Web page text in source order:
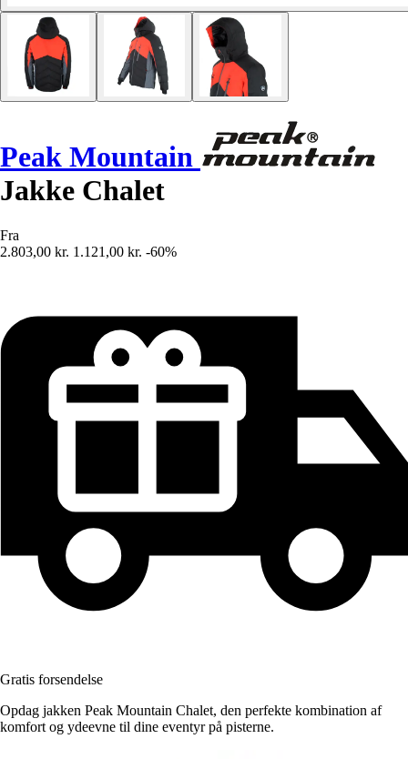
Peak Mountain
Jakke Chalet
Fra
2.803,00 kr. 1.121,00 kr. -60%
Gratis forsendelse
Opdag jakken Peak Mountain Chalet, den perfekte kombination af
komfort og ydeevne til dine eventyr på pisterne.